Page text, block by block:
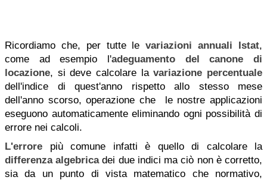
Ricordiamo che, per tutte levariazioni annuali Istat,
come ad esempio l'adeguamento del canone di
locazione, si deve calcolare lavariazione percentuale
dell'indice di quest'anno rispetto allo stesso mese
dell'anno scorso, operazione che le nostre applicazioni
eseguono automaticamente eliminando ogni possibilità di
errore nei calcoli.
L'errore più comune infatti è quello di calcolare la
differenza algebricadei due indici ma ciò non è corretto,
sia da un punto di vista matematico che normativo,